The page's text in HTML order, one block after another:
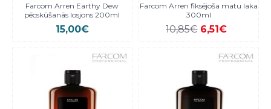
Farcom Arren Earthy Dew
pēcskūšanās losjons 200ml
15,00€
Farcom Arren fiksējoša matu laka
300ml
10,85€ 6,51€